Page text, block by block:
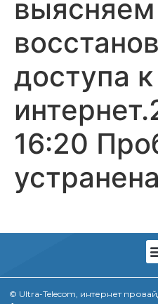
доступа
16:20
© Ultra-Telecom, интернет